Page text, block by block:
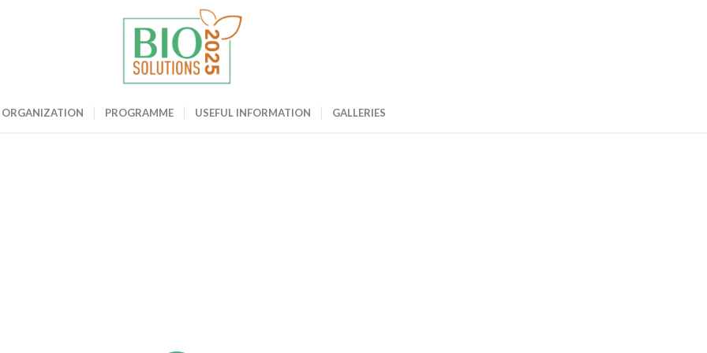
ORGANIZATION PROGRAMME USEFUL INFORMATION GALLERIES